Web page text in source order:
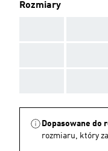
Rozmiary
Dopasowane do
rozmiaru, który